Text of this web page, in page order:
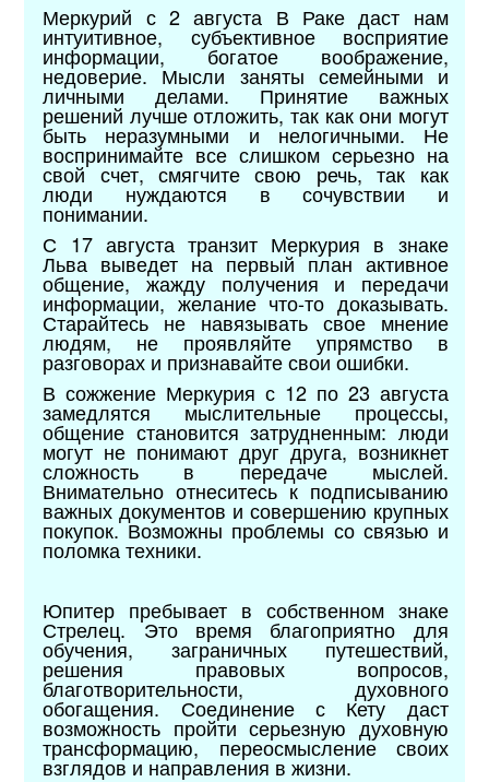
Меркурий с 2 августа В Раке даст нам
интуитивное, субъективное восприятие
информации, богатое воображение,
недоверие. Мысли заняты семейными и
личными делами. Принятие важных
решений лучше отложить, так как они могут
быть неразумными и нелогичными. Не
воспринимайте все слишком серьезно на
свой счет, смягчите свою речь, так как
люди нуждаются в сочувствии и
понимании.
С 17 августа транзит Меркурия в знаке
Льва выведет на первый план активное
общение, жажду получения и передачи
информации, желание что-то доказывать.
Старайтесь не навязывать свое мнение
людям, не проявляйте упрямство в
разговорах и признавайте свои ошибки.
В сожжение Меркурия с 12 по 23 августа
замедлятся мыслительные процессы,
общение становится затрудненным: люди
могут не понимают друг друга, возникнет
сложность в передаче мыслей.
Внимательно отнеситесь к подписыванию
важных документов и совершению крупных
покупок. Возможны проблемы со связью и
поломка техники.
Юпитер пребывает в собственном знаке
Стрелец. Это время благоприятно для
обучения, заграничных путешествий,
решения правовых вопросов,
благотворительности, духовного
обогащения. Соединение с Кету даст
возможность пройти серьезную духовную
трансформацию, переосмысление своих
взглядов и направления в жизни.